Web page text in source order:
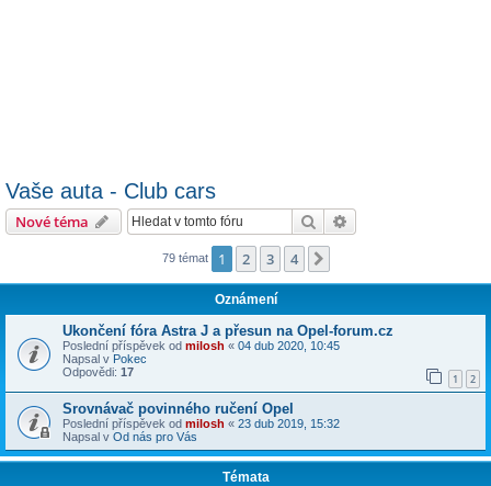
Vaše auta - Club cars
Nové téma Hledat
79 témat 1 2 3 4
Oznámení
Ukončení fóra Astra J a přesun na Opel-forum.cz
Poslední příspěvek od milosh « 04 dub 2020, 10:45
Napsal v Pokec
Odpovědi: 17 1 2
Srovnávač povinného ručení Opel
Poslední příspěvek od milosh « 23 dub 2019, 15:32
Napsal v Od nás pro Vás
Témata